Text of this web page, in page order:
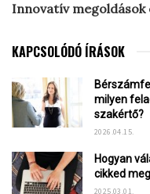
Innovatív megoldások
KAPCSOLÓDÓ ÍRÁSOK
milyen
szakértő?
2026.04.15.
Hogyan
cikked
2025.03.01.